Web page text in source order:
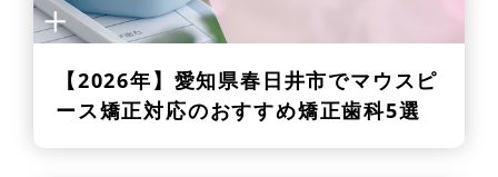
【2026年】 愛知県春日井市でマウスピ
ース矯正対応のおすすめ矯正歯科5選